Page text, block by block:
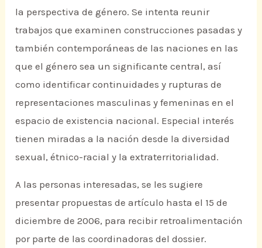
la perspectiva de género. Se intenta reunir
trabajos que examinen construcciones pasadas y
también contemporáneas de las naciones en las
que el género sea un significante central, así
como identificar continuidades y rupturas de
representaciones masculinas y femeninas en el
espacio de existencia nacional. Especial interés
tienen miradas a la nación desde la diversidad
sexual, étnico-racial y la extraterritorialidad.
A las personas interesadas, se les sugiere
presentar propuestas de artículo hasta el 15 de
diciembre de 2006, para recibir retroalimentación
por parte de las coordinadoras del dossier.